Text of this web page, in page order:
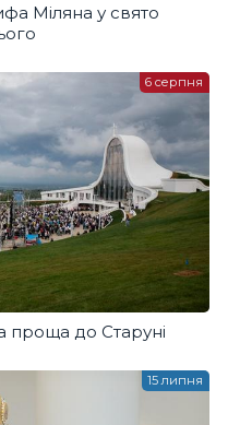
Міляна у свято
проща до Старуні
6 серпня
15 липня